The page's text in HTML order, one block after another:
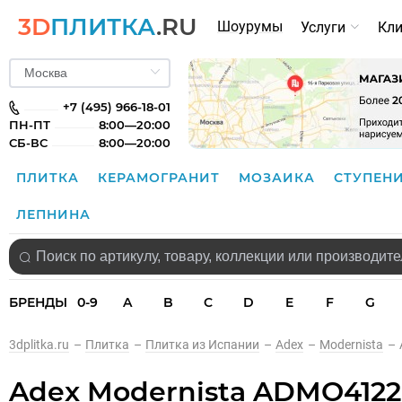
3DПЛИТКА.RU Шоурумы Услуги
+7 (495) 966-18-01
ПН-ПТ
8:00—20:00
СБ-ВС
8:00—20:00
ПЛИТКА КЕРАМОГРАНИТ МОЗАИКА
ЛЕПНИНА
БРЕНДЫ 0-9 A B C D E F G
3dplitka.ru – Плитка – Плитка из Испании – Adex – Modernista –
Adex Modernista